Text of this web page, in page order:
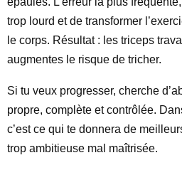
trop lourd et de transformer
le corps. Résultat : les triceps
augmentes le risque de tricher.
Si tu veux progresser, cherche
propre, complète et contrôlée.
c’est ce qui te donnera de
trop ambitieuse mal maîtrisée.